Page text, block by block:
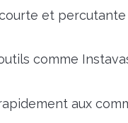
et
comme
aux